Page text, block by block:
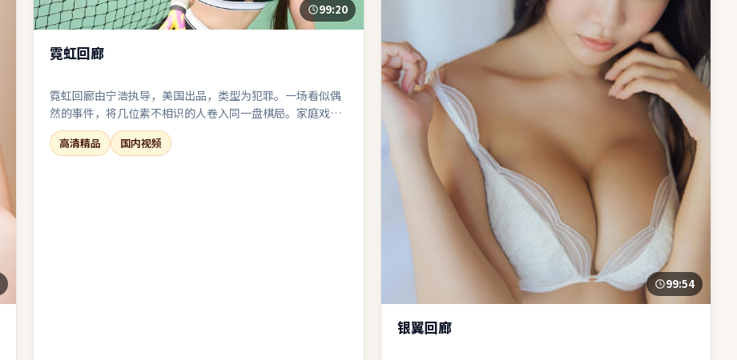
99:20
霓虹回廊
霓虹回廊由宁浩执导，美国出品，类型为犯罪。一场看似偶
然的事件，将几位素不相识的人卷入同一盘棋局。家庭戏烟
火气足，餐桌与走廊成为矛盾爆发的高频场景。适合与友人
观影后延续讨论：关于选择、代价与和解。
高清精品 国内视频
99:54
银翼回廊